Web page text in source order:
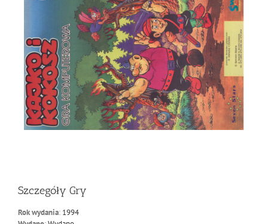
Szczegóły Gry
Rok wydania: 1994